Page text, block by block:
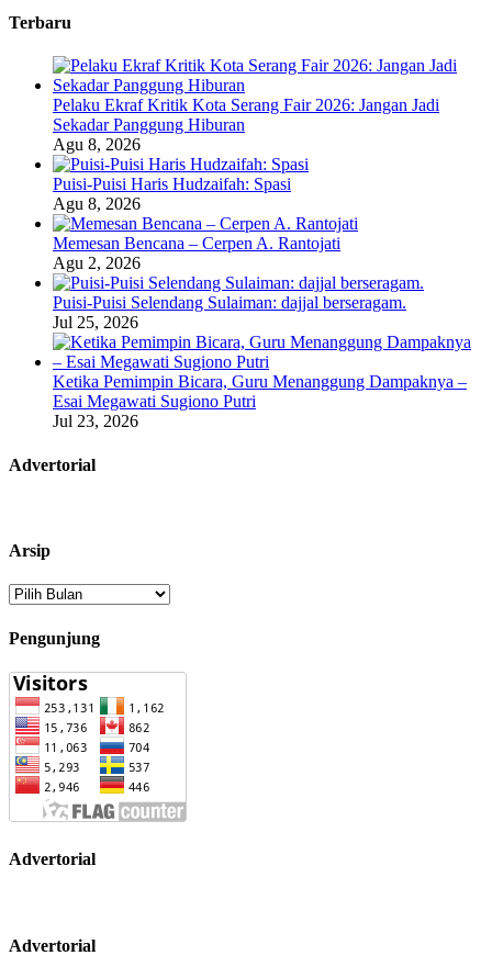
Terbaru
Pelaku Ekraf Kritik Kota Serang Fair 2026: Jangan Jadi
Sekadar Panggung Hiburan
Agu 8, 2026
Puisi-Puisi Haris Hudzaifah: Spasi
Agu 8, 2026
Memesan Bencana – Cerpen A. Rantojati
Agu 2, 2026
Puisi-Puisi Selendang Sulaiman: dajjal berseragam.
Jul 25, 2026
Ketika Pemimpin Bicara, Guru Menanggung Dampaknya –
Esai Megawati Sugiono Putri
Jul 23, 2026
Advertorial
Arsip
Arsip
Pengunjung
Advertorial
Advertorial